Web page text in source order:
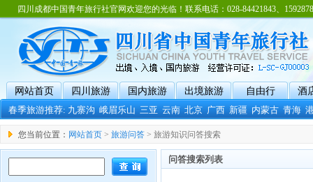
四川成都中国青年旅行社官网欢迎您的光临！联系电话：028-84421843、
网站首页 四川旅游 国内旅游 出境旅游 自由行
酒
春季旅游推荐:九寨沟 峨眉乐山 三亚 云南 北京 广西 新疆 内蒙古 青海
您当前位置： 网站首页 > 旅游问答 > 旅游知识问答搜索
问答搜索列表